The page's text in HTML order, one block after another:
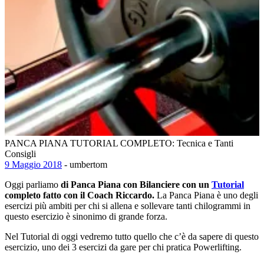
PANCA PIANA TUTORIAL COMPLETO: Tecnica e Tanti
Consigli
9 Maggio 2018 - umbertom
Oggi parliamo di Panca Piana con Bilanciere con un Tutorial
completo fatto con il Coach Riccardo. La Panca Piana è uno degli
esercizi più ambiti per chi si allena e sollevare tanti chilogrammi in
questo esercizio è sinonimo di grande forza.
Nel Tutorial di oggi vedremo tutto quello che c’è da sapere di questo
esercizio, uno dei 3 esercizi da gare per chi pratica Powerlifting.